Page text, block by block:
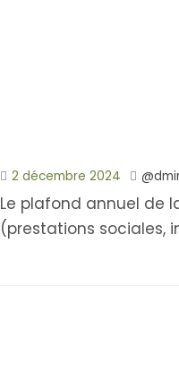
2 décembre 2024
Le plafond annuel de
(prestations sociales,